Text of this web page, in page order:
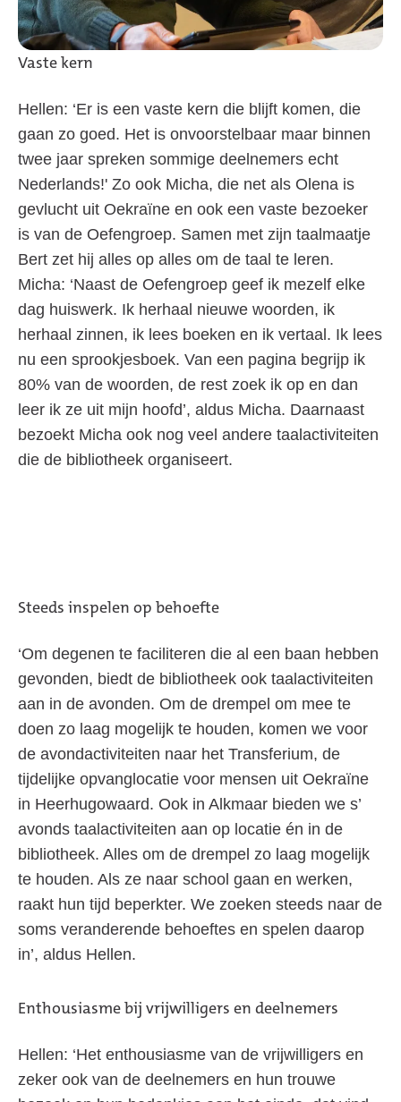
Vaste kern
Hellen: ‘Er is een vaste kern die blijft komen, die
gaan zo goed. Het is onvoorstelbaar maar binnen
twee jaar spreken sommige deelnemers echt
Nederlands!' Zo ook Micha, die net als Olena is
gevlucht uit Oekraïne en ook een vaste bezoeker
is van de Oefengroep. Samen met zijn taalmaatje
Bert zet hij alles op alles om de taal te leren.
Micha: ‘Naast de Oefengroep geef ik mezelf elke
dag huiswerk. Ik herhaal nieuwe woorden, ik
herhaal zinnen, ik lees boeken en ik vertaal. Ik lees
nu een sprookjesboek. Van een pagina begrijp ik
80% van de woorden, de rest zoek ik op en dan
leer ik ze uit mijn hoofd’, aldus Micha. Daarnaast
bezoekt Micha ook nog veel andere taalactiviteiten
die de bibliotheek organiseert.
Steeds inspelen op behoefte
‘Om degenen te faciliteren die al een baan hebben
gevonden, biedt de bibliotheek ook taalactiviteiten
aan in de avonden. Om de drempel om mee te
doen zo laag mogelijk te houden, komen we voor
de avondactiviteiten naar het Transferium, de
tijdelijke opvanglocatie voor mensen uit Oekraïne
in Heerhugowaard. Ook in Alkmaar bieden we s’
avonds taalactiviteiten aan op locatie én in de
bibliotheek. Alles om de drempel zo laag mogelijk
te houden. Als ze naar school gaan en werken,
raakt hun tijd beperkter. We zoeken steeds naar de
soms veranderende behoeftes en spelen daarop
in’, aldus Hellen.
Enthousiasme bij vrijwilligers en deelnemers
Hellen: ‘Het enthousiasme van de vrijwilligers en
zeker ook van de deelnemers en hun trouwe